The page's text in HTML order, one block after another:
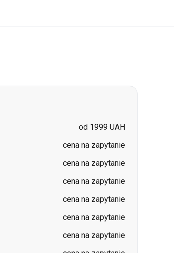
cena na zapytanie
cena na zapytanie
cena na zapytanie
cena na zapytanie
cena na zapytanie
cena na zapytanie
cena na zapytanie